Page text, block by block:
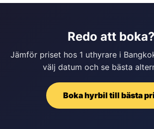
Redo att boka?
Jämför priset hos 1 uthyrare i
välj datum och se bästa
Boka hyrbil till bästa